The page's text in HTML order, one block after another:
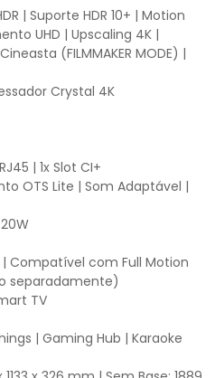
| Suporte HDR 10+ | Motion
UHD | Upscaling 4K |
(FILMMAKER MODE) |
Crystal 4K
| 1x Slot CI+
OTS Lite | Som Adaptável |
Compatível com Full Motion
separadamente)
TV
| Gaming Hub | Karaoke